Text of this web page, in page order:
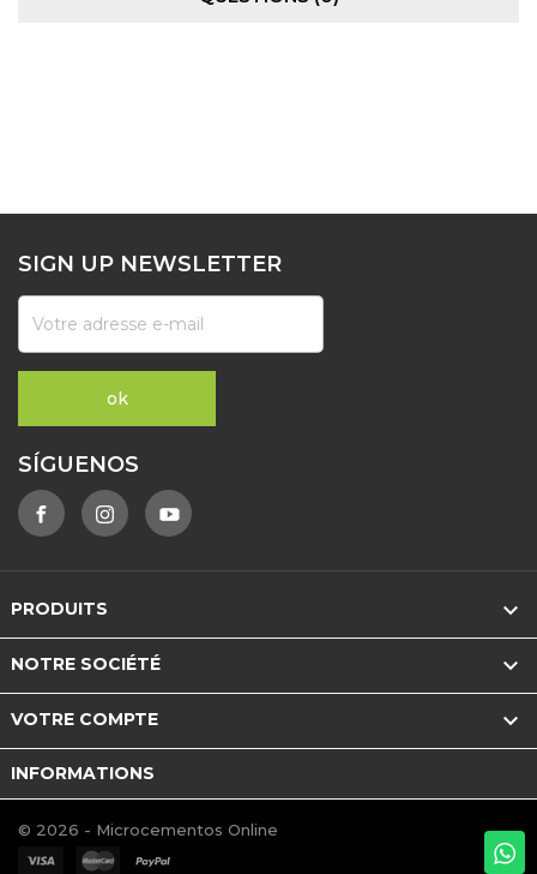
SIGN UP NEWSLETTER
SÍGUENOS
PRODUITS 
NOTRE SOCIÉTÉ 
VOTRE COMPTE 
INFORMATIONS
© 2026 - Microcementos Online